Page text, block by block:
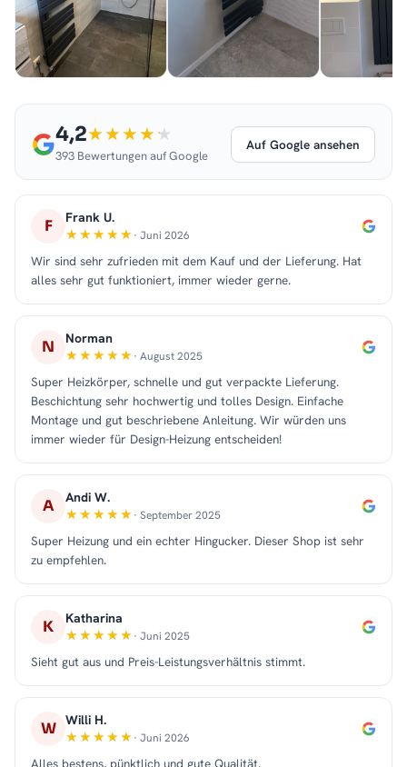
4,2
393 Bewertungen auf Google
Auf Google ansehen
F Frank U.
· Juni 2026
Wir sind sehr zufrieden mit dem Kauf und der Lieferung. Hat
alles sehr gut funktioniert, immer wieder gerne.
N Norman
· August 2025
Super Heizkörper, schnelle und gut verpackte Lieferung.
Beschichtung sehr hochwertig und tolles Design. Einfache
Montage und gut beschriebene Anleitung. Wir würden uns
immer wieder für Design-Heizung entscheiden!
A Andi W.
· September 2025
Super Heizung und ein echter Hingucker. Dieser Shop ist sehr
zu empfehlen.
K Katharina
· Juni 2025
Sieht gut aus und Preis-Leistungsverhältnis stimmt.
W Willi H.
· Juni 2026
Alles bestens, pünktlich und gute Qualität.